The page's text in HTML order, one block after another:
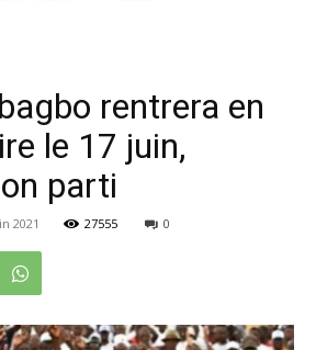
rentrera en
le 17 juin,
parti
2021 27555 0